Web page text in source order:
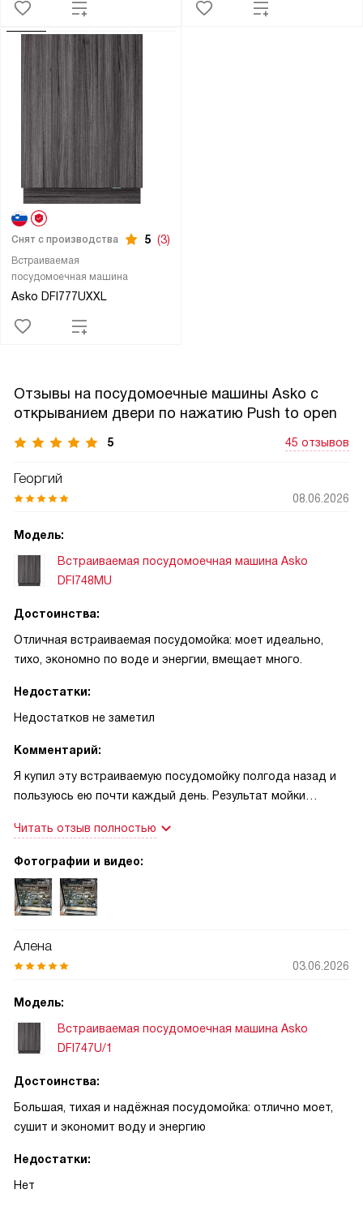
Встраиваемая
посудомоечная машина
Asko DFI777UXXL
Снят с производства 5 (3)
Отзывы на посудомоечные машины Asko с
открыванием двери по нажатию Push to open
5 45 отзывов
Георгий
08.06.2026
Модель:
Встраиваемая посудомоечная машина Asko
DFI748MU
Достоинства:
Отличная встраиваемая посудомойка: моет идеально,
тихо, экономно по воде и энергии, вмещает много.
Недостатки:
Недостатков не заметил
Комментарий:
Я купил эту встраиваемую посудомойку полгода назад и
пользуюсь ею почти каждый день. Результат мойки
чистыми и без разводов. Работает очень тихо, что
удобно вечером. Вместимость на 14 комплектов и три
посуду без мороки. Автопросчет моющего, система
самоочистки и сенсоры подстраивают режим и экономят
скрытая, цветной дисплей понятен, есть индикаторы и
отложенный старт. Полная защита от протечек и
Читать отзыв полностью
Фотографии и видео:
Алена
03.06.2026
Модель:
Встраиваемая посудомоечная машина Asko
DFI747U/1
Достоинства:
Большая, тихая и надёжная посудомойка: отлично моет,
сушит и экономит воду и энергию
Недостатки:
Нет